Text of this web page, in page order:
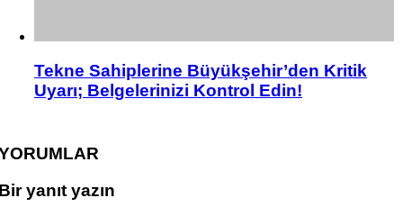
Tekne Sahiplerine Büyükşehir’den Kritik
Uyarı; Belgelerinizi Kontrol Edin!
yanıt yazın